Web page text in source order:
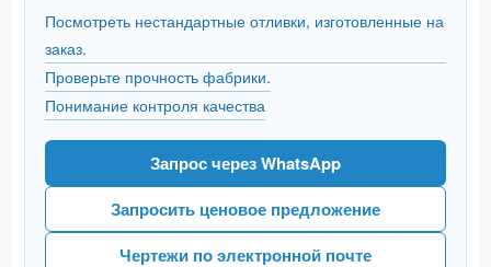
Посмотреть нестандартные отливки, изготовленные на
заказ.
Проверьте прочность фабрики.
Понимание контроля качества
Запрос через WhatsApp
Запросить ценовое предложение
Чертежи по электронной почте